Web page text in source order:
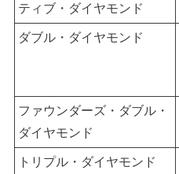
ティブ・ダイヤモンド
ダブル・ダイヤモンド
ファウンダーズ・ダブル・
ダイヤモンド
トリプル・ダイヤモンド